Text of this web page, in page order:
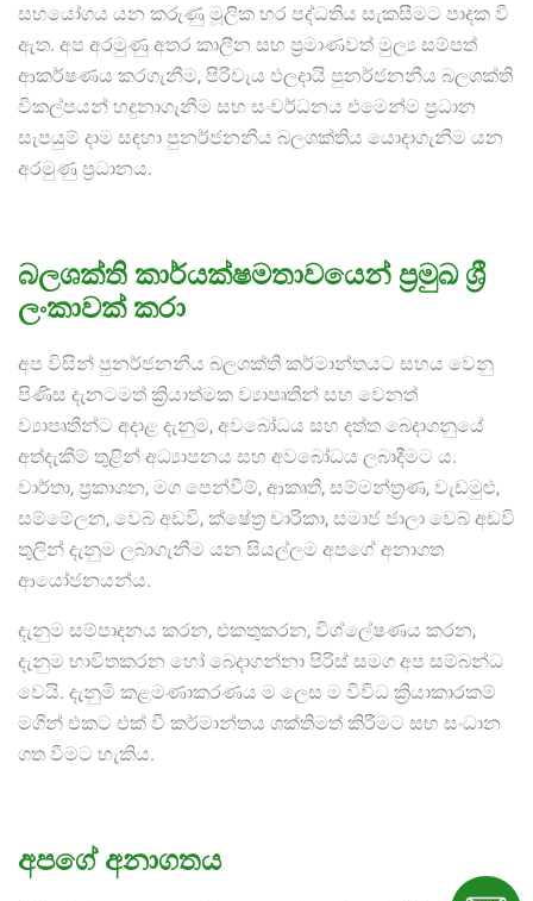
සහයෝගය යන කරුණු මූලික හර පද්ධතිය සැකසීමට පාදක වී
ඇත. අප අරමුණු අතර කාලීන සහ ප්‍රමාණවත් මුල්‍ය සම්පත්
ආකර්ෂණය කරගැනීම, පිරිවැය ඵලදායි පුනර්ජනනීය බලශක්ති
විකල්පයන් හදුනාගැනීම සහ සංවර්ධනය එමෙන්ම ප්‍රධාන
සැපයුම් දාම සඳහා පුනර්ජනනීය බලශක්තිය යොදාගැනීම යන
අරමුණු ප්‍රධානය.
බලශක්ති කාර්යක්ෂමතාවයෙන් ප්‍රමුඛ ශ්‍රී
ලංකාවක් කරා
අප විසින් පුනර්ජනනීය බලශක්ති කර්මාන්තයට සහය වෙනු
පිණිස දැනටමත් ක්‍රියාත්මක ව්‍යාපෘතීන් සහ වෙනත්
ව්‍යාපෘතීන්ට අදාළ දැනුම, අවබෝධය සහ දත්ත බෙදාගනුයේ
අත්දැකීම් තුළින් අධ්‍යාපනය සහ අවබෝධය ලබාදීමට ය.
වාර්තා, ප්‍රකාශන, මග පෙන්වීම්, ආකෘති, සම්මන්ත්‍රණ, වැඩමුළු,
සම්මේලන, වෙබ් අඩවි, ක්ෂේත්‍ර චාරිකා, සමාජ ජාලා වෙබ් අඩවි
තුලින් දැනුම ලබාගැනීම යන සියල්ලම අපගේ අනාගත
ආයෝජනයන්ය.
දැනුම සම්පාදනය කරන, එකතුකරන, විශ්ලේෂණය කරන,
දැනුම භාවිතකරන හෝ බෙදාගන්නා පිරිස් සමග අප සම්බන්ධ
වෙයි. දැනුමි කළමණාකරණය ම ලෙස ම විවිධ ක්‍රියාකාරකම්
මගින් එකට එක් වී කර්මාන්තය ශක්තිමත් කිරීමට සහ සංධාන
ගත වීමට හැකිය.
අපගේ අනාගතය